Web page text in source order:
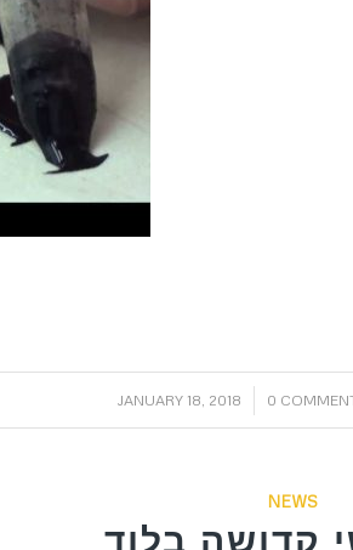
JANUARY 18, 2018
/ 0 /
NEWS
קדושה בלוד